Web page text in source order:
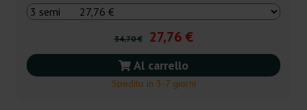
34,70 € 27,76 €
Al carrello
Spedito in 3-7 giorni